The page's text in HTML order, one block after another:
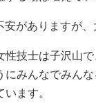
がありますが
技士は子沢山
みんなでみん
ます。